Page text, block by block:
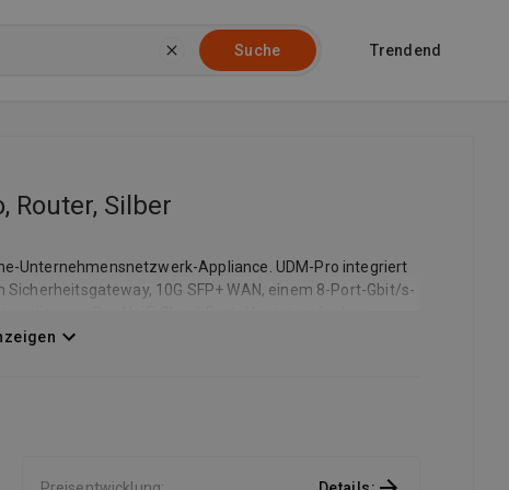
Suche Trendend
Router, Silber
Unternehmensnetzwerk-Appliance. UDM-Pro integriert
10G SFP+ WAN, einem 8-Port-Gbit/s-
UniFi-Anwendungen.